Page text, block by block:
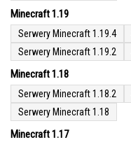
Minecraft 1.19
Serwery Minecraft 1.19.4
Serwery Minecraft 1.19.2
Minecraft 1.18
Serwery Minecraft 1.18.2
Serwery Minecraft 1.18
Minecraft 1.17